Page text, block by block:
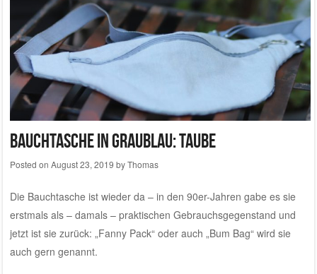
Bauchtasche in graublau: Taube
Posted on August 23, 2019 byThomas
Die Bauchtasche ist wieder da – in den 90er-Jahren gabe es sie
erstmals als – damals – praktischen Gebrauchsgegenstand und
jetzt ist sie zurück: „Fanny Pack“ oder auch „Bum Bag“ wird sie
auch gern genannt.